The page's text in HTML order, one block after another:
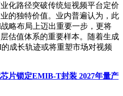
化路径突破传统短视频平台定价
的独特价值。业内普遍认为，此
略布局上迈出重要一步，更将
估值体系的重要样本。随着生成
成长轨迹或将重塑市场对视频
片锁定EMIB-T封装 2027年量产